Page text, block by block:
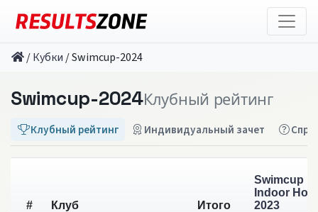
/Кубки /Swimcup-2024
Swimcup-2024Клубный рейтинг
Клубный рейтинг Индивидуальный зачет
# Клуб Итого
Swimcup
Indoor
2023